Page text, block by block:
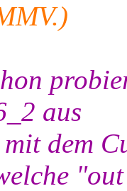
aus
dem
"out